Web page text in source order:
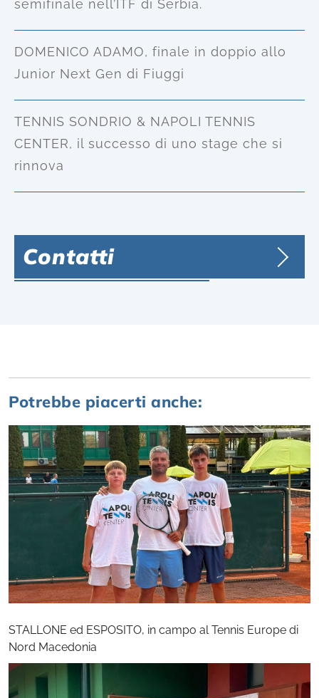
semifinale nell’ITF di Serbia.
DOMENICO ADAMO, finale in doppio allo
Junior Next Gen di Fiuggi
TENNIS SONDRIO & NAPOLI TENNIS
CENTER, il successo di uno stage che si
rinnova
Contatti
Potrebbe piacerti anche:
STALLONE ed ESPOSITO, in campo al Tennis Europe di
Nord Macedonia